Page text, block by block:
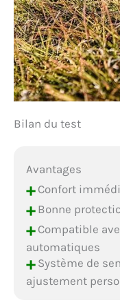
Bilan du test
Avantages
+Confort
+Bonne
+Compatible
automatiques
+Système de
ajustement